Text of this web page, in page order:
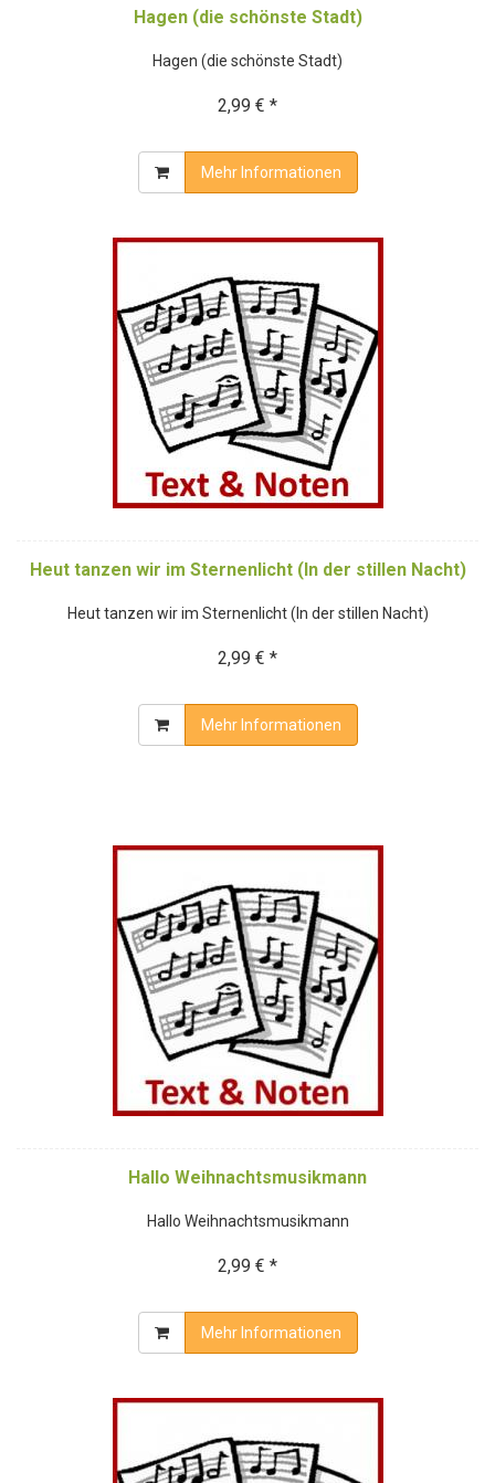
Hagen (die schönste Stadt)
Hagen (die schönste Stadt)
2,99 € *
Mehr Informationen
Heut tanzen wir im Sternenlicht (In der stillen Nacht)
Heut tanzen wir im Sternenlicht (In der stillen Nacht)
2,99 € *
Mehr Informationen
Hallo Weihnachtsmusikmann
Hallo Weihnachtsmusikmann
2,99 € *
Mehr Informationen